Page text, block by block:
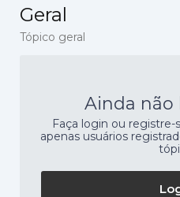
Geral
Tópico geral
Ainda não
Faça login ou registre-
apenas usuários